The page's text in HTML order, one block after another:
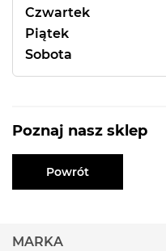
Czwartek
Piątek
Sobota
Poznaj nasz sklep
Powrót
MARKA